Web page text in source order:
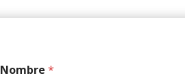
Nombre*